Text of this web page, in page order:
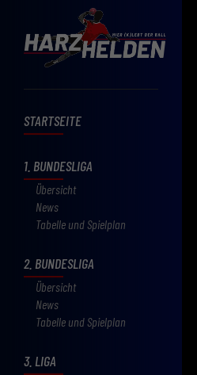
STARTSEITE
1. BUNDESLIGA
Übersicht
News
Tabelle und Spielplan
2. BUNDESLIGA
Übersicht
News
Tabelle und Spielplan
3. LIGA